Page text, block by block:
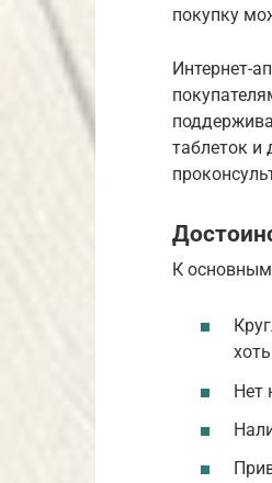
покупку
Интернет-
таблеток и
К
Нет